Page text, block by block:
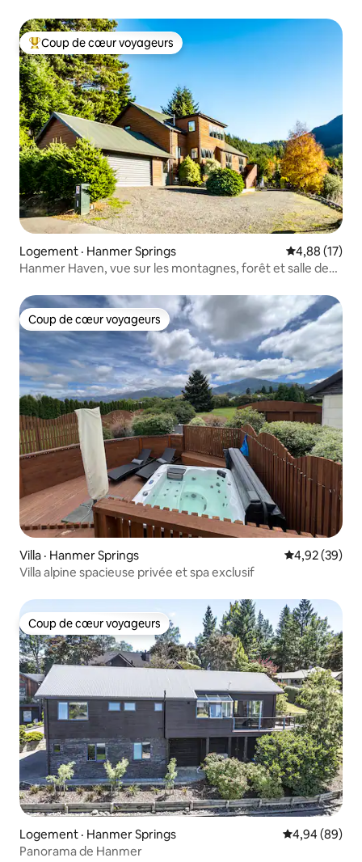
Coup de cœur voyageurs parmi les plus aimés
Coup de cœur voyageurs
Logement · Hanmer Springs Note
4,88 (17)
Hanmer Haven, vue sur les montagnes, forêt et salle de
Coup de cœur voyageurs
Coup de cœur voyageurs
Villa · Hanmer Springs Note
4,92 (39)
Villa alpine spacieuse privée et spa exclusif
Coup de cœur voyageurs
Coup de cœur voyageurs
Logement · Hanmer Springs Note
4,94 (89)
Panorama de Hanmer